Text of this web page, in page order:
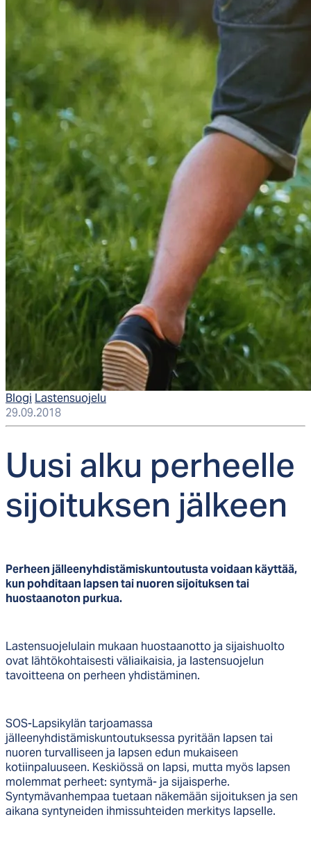
Blogi Lastensuojelu
29.09.2018
Uu­si al­ku per­heel­le
si­joi­tuk­sen jäl­keen
Perheen jälleenyhdistämiskuntoutusta voidaan käyttää,
kun pohditaan lapsen tai nuoren sijoituksen tai
huostaanoton purkua.
Lastensuojelulain mukaan huostaanotto ja sijaishuolto
ovat lähtökohtaisesti väliaikaisia, ja lastensuojelun
tavoitteena on perheen yhdistäminen.
SOS-Lapsikylän tarjoamassa
jälleenyhdistämiskuntoutuksessa pyritään lapsen tai
nuoren turvalliseen ja lapsen edun mukaiseen
kotiinpaluuseen. Keskiössä on lapsi, mutta myös lapsen
molemmat perheet: syntymä- ja sijaisperhe.
Syntymävanhempaa tuetaan näkemään sijoituksen ja sen
aikana syntyneiden ihmissuhteiden merkitys lapselle.